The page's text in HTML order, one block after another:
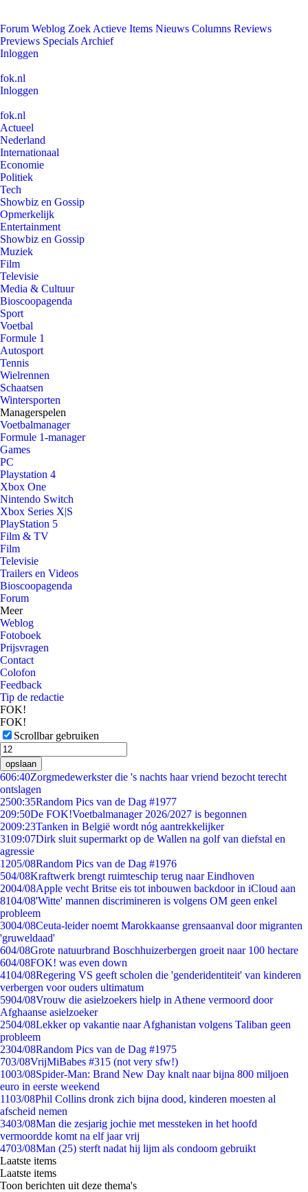
Forum Weblog Zoek Actieve Items Nieuws Columns Reviews
Previews Specials Archief
Inloggen
fok.nl
Inloggen
fok.nl
Actueel
Nederland
Internationaal
Economie
Politiek
Tech
Showbiz en Gossip
Opmerkelijk
Entertainment
Showbiz en Gossip
Muziek
Film
Televisie
Media & Cultuur
Bioscoopagenda
Sport
Voetbal
Formule 1
Autosport
Tennis
Wielrennen
Schaatsen
Wintersporten
Managerspelen
Voetbalmanager
Formule 1-manager
Games
PC
Playstation 4
Xbox One
Nintendo Switch
Xbox Series X|S
PlayStation 5
Film & TV
Film
Televisie
Trailers en Videos
Bioscoopagenda
Forum
Meer
Weblog
Fotoboek
Prijsvragen
Contact
Colofon
Feedback
Tip de redactie
FOK!
FOK!
Scrollbar gebruiken
opslaan
606:40Zorgmedewerkster die 's nachts haar vriend bezocht terecht
ontslagen
2500:35Random Pics van de Dag #1977
209:50De FOK!Voetbalmanager 2026/2027 is begonnen
2009:23Tanken in België wordt nóg aantrekkelijker
3109:07Dirk sluit supermarkt op de Wallen na golf van diefstal en
agressie
1205/08Random Pics van de Dag #1976
504/08Kraftwerk brengt ruimteschip terug naar Eindhoven
2004/08Apple vecht Britse eis tot inbouwen backdoor in iCloud aan
8104/08'Witte' mannen discrimineren is volgens OM geen enkel
probleem
3004/08Ceuta-leider noemt Marokkaanse grensaanval door migranten
'gruweldaad'
604/08Grote natuurbrand Boschhuizerbergen groeit naar 100 hectare
604/08FOK! was even down
4104/08Regering VS geeft scholen die 'genderidentiteit' van kinderen
verbergen voor ouders ultimatum
5904/08Vrouw die asielzoekers hielp in Athene vermoord door
Afghaanse asielzoeker
2504/08Lekker op vakantie naar Afghanistan volgens Taliban geen
probleem
2304/08Random Pics van de Dag #1975
703/08VrijMiBabes #315 (not very sfw!)
1003/08Spider-Man: Brand New Day knalt naar bijna 800 miljoen
euro in eerste weekend
1103/08Phil Collins dronk zich bijna dood, kinderen moesten al
afscheid nemen
3403/08Man die zesjarig jochie met messteken in het hoofd
vermoordde komt na elf jaar vrij
4703/08Man (25) sterft nadat hij lijm als condoom gebruikt
Laatste items
Laatste items
Toon berichten uit deze thema's